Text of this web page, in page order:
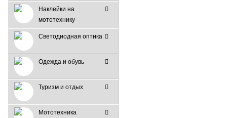
Наклейки на
мототехнику
Светодиодная оптика
Одежда и обувь
Туризм и отдых
Мототехника